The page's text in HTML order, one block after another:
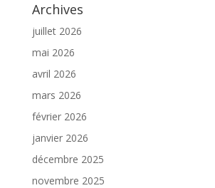
Archives
juillet 2026
mai 2026
avril 2026
mars 2026
février 2026
janvier 2026
décembre 2025
novembre 2025